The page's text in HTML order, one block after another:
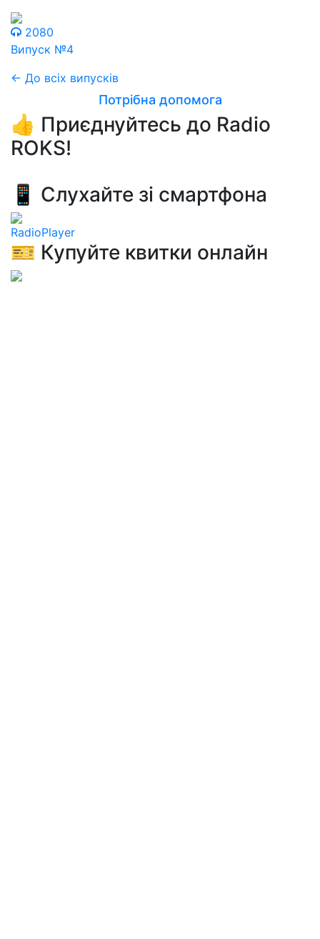
2080
Випуск №4
← До всіх випусків
Потрібна допомога
👍 Приєднуйтесь до Radio
ROKS!
📱 Слухайте зі смартфона
RadioPlayer
🎫 Купуйте квитки онлайн